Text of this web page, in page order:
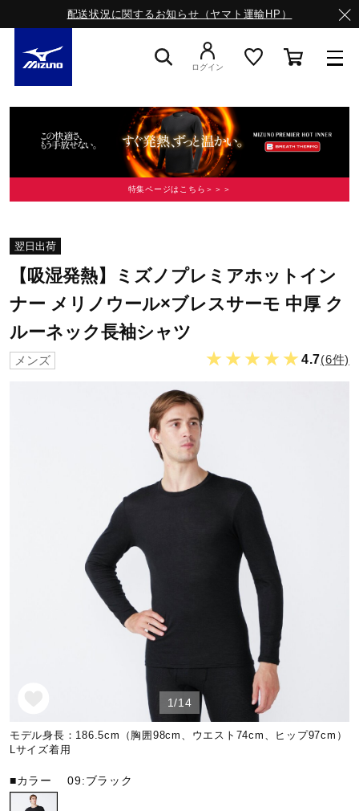
配送状況に関するお知らせ（ヤマト運輸HP）
スニーカー
ライフスタイルウエア
サッカー／フットサル
バレーボール
テニス／ソフトテニス
陸上競技
ログイン
特集ページはこちら＞＞＞
翌日出荷
【吸湿発熱】ミズノプレミアホットイン
ナー メリノウール×ブレスサーモ 中厚 ク
ルーネック長袖シャツ
メンズ ★★★★★ 4.7(6件)
1/14
モデル身長：186.5cm（胸囲98cm、ウエスト74cm、ヒップ97cm）
Lサイズ着用
■カラー09:ブラック